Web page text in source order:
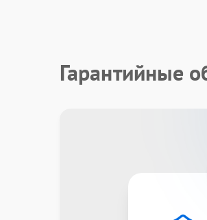
Гарантийные